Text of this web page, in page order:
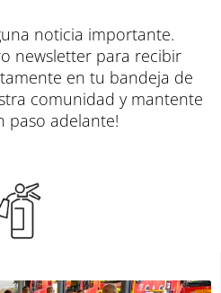
noticia importante.
newsletter para recibir
en tu bandeja de
comunidad y mantente
paso adelante!